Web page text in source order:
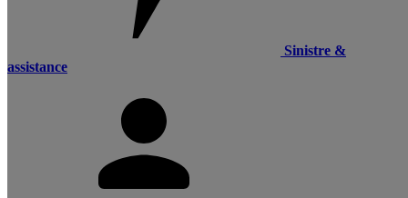
Sinistre &
assistance